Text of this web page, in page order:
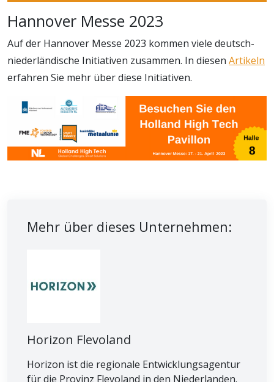
Hannover Messe 2023
Auf der Hannover Messe 2023 kommen viele deutsch-
niederländische Initiativen zusammen. In diesen Artikeln
erfahren Sie mehr über diese Initiativen.
Mehr über dieses Unternehmen:
Horizon Flevoland
Horizon ist die regionale Entwicklungsagentur
für die Provinz Flevoland in den Niederlanden.